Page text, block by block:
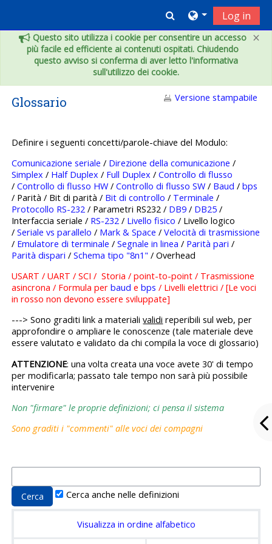
×
Questo sito utilizza i cookie per consentire un accesso
più facile ed efficiente ai contenuti ospitati. Chiudendo
questo avviso si conferma di aver letto l'informativa
sull'utilizzo dei cookie.
Toggle search
Log in
Glossario Versione stampabile
Definire i seguenti concetti/parole-chiave del Modulo:
Comunicazione seriale / Direzione della comunicazione /
Simplex / Half Duplex / Full Duplex /Controllo di flusso
/Controllo di flusso HW /Controllo di flusso SW / Baud /bps
/ Parità / Bit di parità / Bit di controllo / Terminale /
Protocollo RS-232 / Parametri RS232 / DB9 / DB25 /
Interfaccia seriale / RS-232 / Livello fisico / Livello logico
/Seriale vs parallelo / Mark & Space /Velocità di trasmissione
/ Emulatore di terminale /Segnale in linea / Parità pari /
Parità dispari /Schema tipo "8n1" / Overhead
USART / UART / SCI / Storia / point-to-point / Trasmissione
asincrona / Formula perbaud ebps / Livelli elettrici / [Le voci
in rosso non devono essere sviluppate]
---> Sono graditi link a materialivalidi reperibili sul web, per
approfondire o ampliare le conoscenze (tale materiale deve
essere valutato e validato da chi compila la voce di glossario)
ATTENZIONE: una volta creata una voce avete 30' di tempo
per modificarla; passato tale tempo non sarà più possibile
intervenire
Non "firmare" le proprie definizioni; ci pensa il sistema
Sono graditi i "commenti" alle voci dei compagni
Cerca anche nelle definizioni
Visualizza in ordine alfabetico